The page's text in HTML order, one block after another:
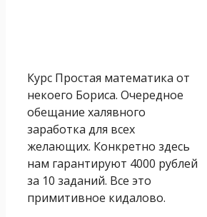
Курс Простая математика от
некоего Бориса. Очередное
обещание халявного
заработка для всех
желающих. Конкретно здесь
нам гарантируют 4000 рублей
за 10 заданий. Все это
примитивное кидалово.